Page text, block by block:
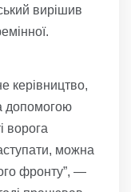
вирішив
керівництво,
допомогою
ворога
можна
фронту”, —